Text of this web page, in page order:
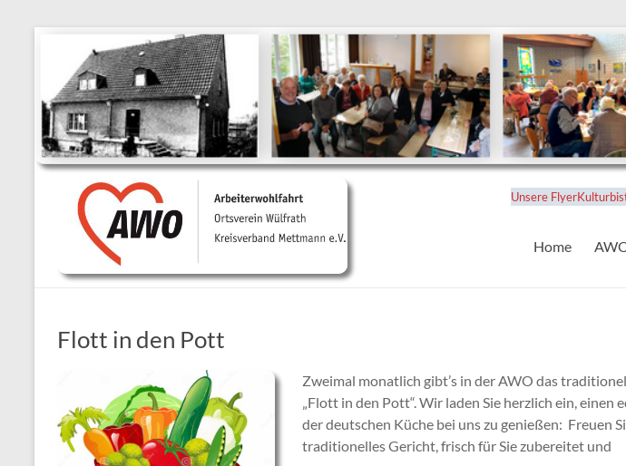
Ortsverein
Wülfrath
Unsere Flyer
Home
Flott in den Pott
Zweimal monatlich gibt’s in der AWO das
„Flott in den Pott“. Wir laden Sie herzlich ein, einen
der deutschen Küche bei uns zu genießen: Freuen
traditionelles Gericht, frisch für Sie zubereitet und